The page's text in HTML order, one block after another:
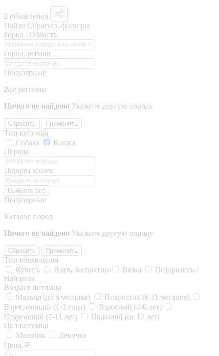
2 объявления
Найти Сбросить фильтры
Город / Область
Город, регион
Популярные
Все регионы
Ничего не найдено Укажите другую породу
Сбросить Применить
Тип питомца
Собака
Кошка
Порода
Породы кошек
Выбрать все
Популярные
Каталог пород
Ничего не найдено Укажите другую породу
Сбросить Применить
Тип объявления
Купить
Взять бесплатно Вязка
Потерялись /
Найдены
Возраст питомца
Малыш (до 6 месяцев)
Подросток (6-11 месяцев)
Взрослеющий (1-3 года)
Взрослый (4-6 лет)
Стареющий (7-11 лет)
Пожилой (от 12 лет)
Пол питомца
Мальчик
Девочка
Цена, ₽